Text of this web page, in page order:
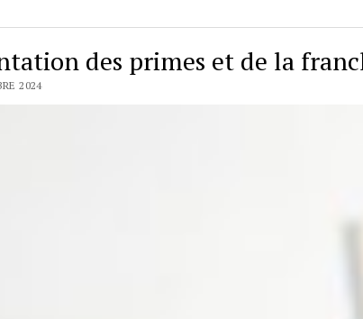
des primes et de la
2024